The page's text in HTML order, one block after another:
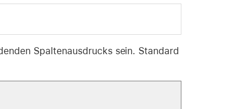
Spaltenausdrucks sein. Standard